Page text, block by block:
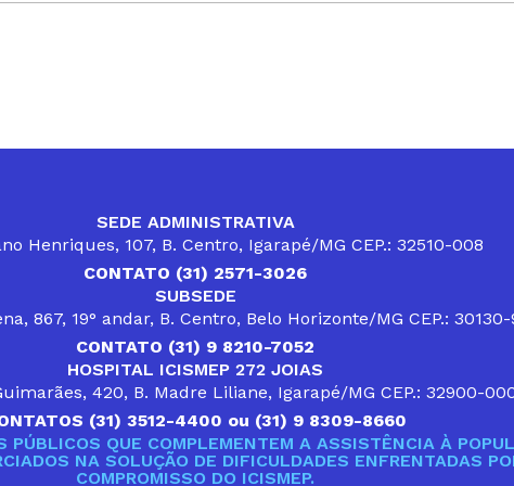
SEDE ADMINISTRATIVA
Henriques, 107, B. Centro, Igarapé/MG CEP.: 32510-008
CONTATO (31) 2571-3026
SUBSEDE
867, 19° andar, B. Centro, Belo Horizonte/MG CEP.:
CONTATO (31) 9 8210-7052
HOSPITAL ICISMEP 272 JOIAS
420, B. Madre Liliane, Igarapé/MG CEP.: 32900-
(31) 3512-4400 ou (31) 9 8309-8660
PÚBLICOS QUE COMPLEMENTEM A ASSISTÊNCIA À
NA SOLUÇÃO DE DIFICULDADES ENFRENTADAS
COMPROMISSO DO ICISMEP.